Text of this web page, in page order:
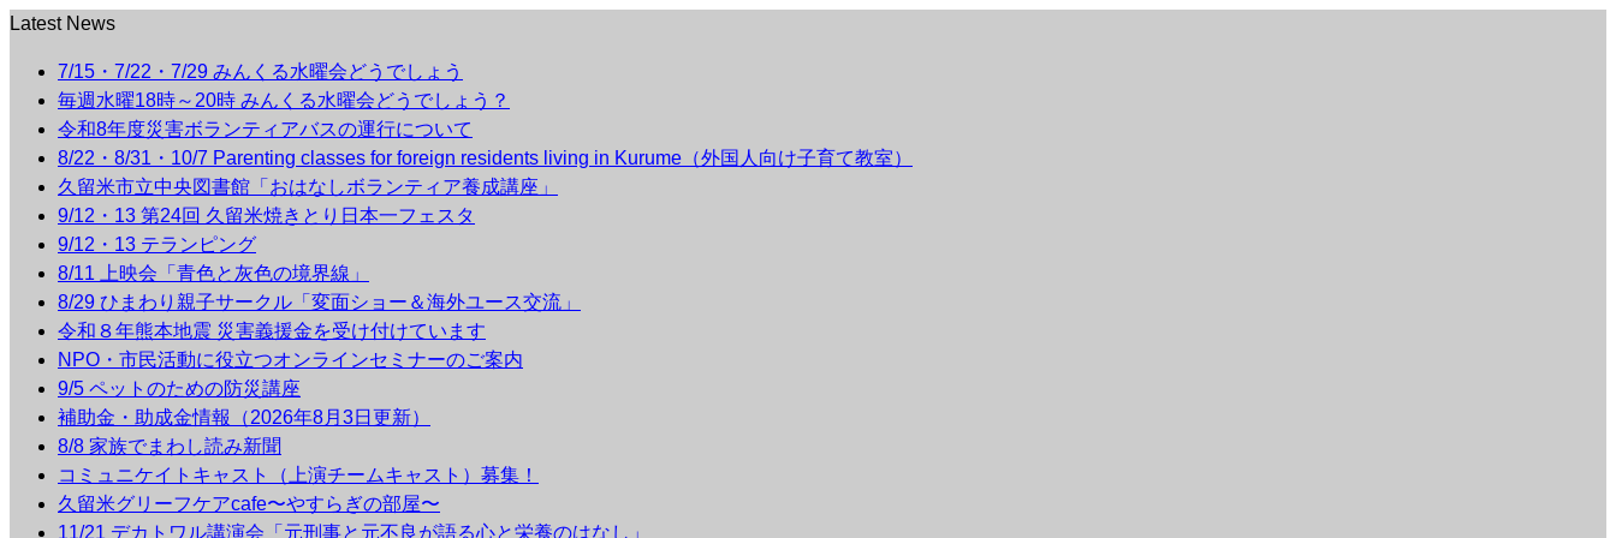
Latest News
7/15・7/22・7/29 みんくる水曜会どうでしょう
毎週水曜18時～20時 みんくる水曜会どうでしょう？
令和8年度災害ボランティアバスの運行について
8/22・8/31・10/7 Parenting classes for foreign residents living in Kurume（外国人向け子育て教室）
久留米市立中央図書館「おはなしボランティア養成講座」
9/12・13 第24回 久留米焼きとり日本一フェスタ
9/12・13 テランピング
8/11 上映会「青色と灰色の境界線」
8/29 ひまわり親子サークル「変面ショー＆海外ユース交流」
令和８年熊本地震 災害義援金を受け付けています
NPO・市民活動に役立つオンラインセミナーのご案内
9/5 ペットのための防災講座
補助金・助成金情報（2026年8月3日更新）
8/8 家族でまわし読み新聞
コミュニケイトキャスト（上演チームキャスト）募集！
久留米グリーフケアcafe〜やすらぎの部屋〜
11/21 デカトワル講演会「元刑事と元不良が語る心と栄養のはなし」